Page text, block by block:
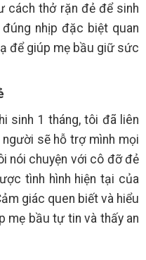
cách thở rặn đẻ để sinh
nhịp đặc biệt quan
để giúp mẹ bầu giữ sức
sinh 1 tháng, tôi đã liên
sẽ hỗ trợ mình mọi
nói chuyện với cô đỡ đẻ
tình hình hiện tại của
giác quen biết và hiểu
mẹ bầu tự tin và thấy an